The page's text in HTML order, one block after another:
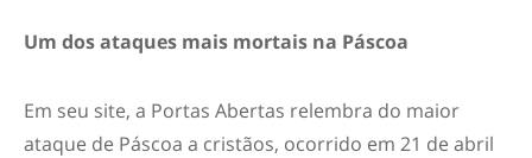
Um dos ataques mais mortais na Páscoa
Em seu site, a Portas Abertas relembra do maior
ataque de Páscoa a cristãos, ocorrido em 21 de abril